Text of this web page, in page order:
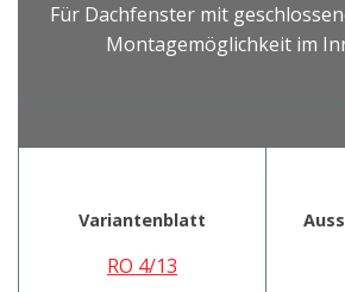
Für Dachfenster mit
Montagemöglichkeit im
Variantenblatt
RO 4/13